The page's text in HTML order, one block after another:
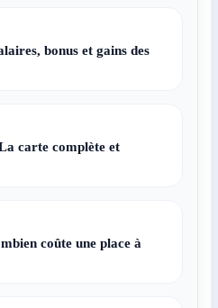
bonus et gains des
carte complète et
coûte une place à